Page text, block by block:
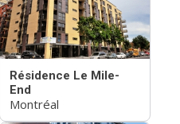
Résidence Le Mile-
End
Montréal